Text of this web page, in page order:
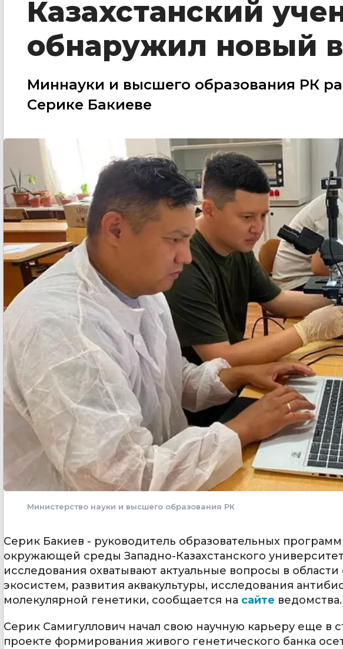
Казахстанский
обнаружил новый
Миннауки и высшего образования РК
Серике Бакиеве
Министерство науки и высшего образования РК
Серик Бакиев - руководитель образовательных
окружающей среды Западно-Казахстанского
исследования охватывают актуальные вопросы в
экосистем, развития аквакультуры, исследования
молекулярной генетики, сообщается на сайте ведомства.
Серик Самигуллович начал свою научную карьеру еще в
проекте формирования живого генетического банка